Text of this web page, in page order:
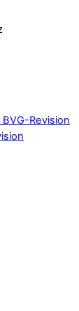
Revision